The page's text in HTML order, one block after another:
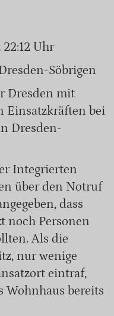
Uhr
Söbrigen
Dresden mit
Einsatzkräften bei
Dresden-
Integrierten
über den Notruf
dass
noch Personen
Als die
nur wenige
eintraf,
Wohnhaus bereits